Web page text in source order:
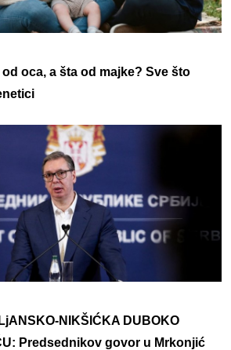
oca, a šta od majke? Sve što
NIKŠIĆKA DUBOKO
Predsednikov govor u Mrkonjić